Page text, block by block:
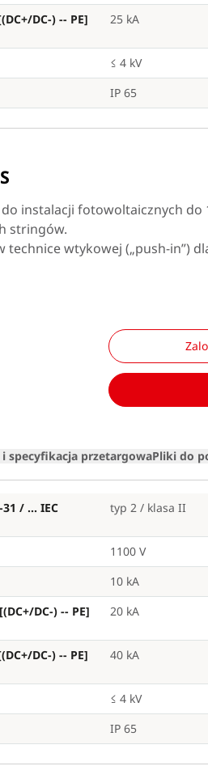
DC-) -- PE]
25 kA
≤ 4 kV
IP 65
instalacji fotowoltaicznych do
stringów.
wtykowej („push-in”)
i specyfikacja przetargowaPliki do
/ ... IEC
typ 2 / klasa II
1100 V
10 kA
DC-) -- PE]
20 kA
DC-) -- PE]
40 kA
≤ 4 kV
IP 65